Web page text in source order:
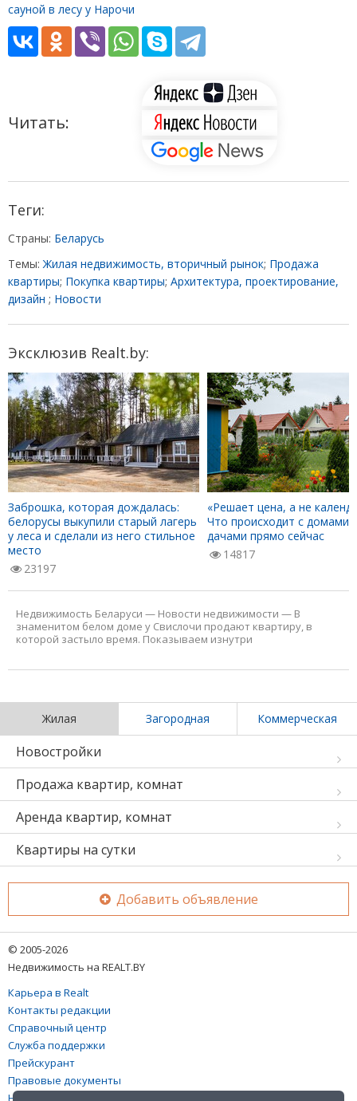
сауной в лесу у Нарочи
Читать:
Теги:
Страны: Беларусь
Темы: Жилая недвижимость, вторичный рынок; Продажа
квартиры; Покупка квартиры; Архитектура, проектирование,
дизайн ; Новости
Эксклюзив Realt.by:
Заброшка, которая дождалась:
белорусы выкупили старый лагерь
у леса и сделали из него стильное
место
23197
«Решает цена, а не
Что происходит с домами
дачами прямо сейчас
14817
Недвижимость Беларуси — Новости недвижимости — В
знаменитом белом доме у Свислочи продают квартиру, в
которой застыло время. Показываем изнутри
Жилая Загородная Коммерческая
Новостройки
Продажа квартир, комнат
Аренда квартир, комнат
Квартиры на сутки
Добавить объявление
© 2005-2026
Недвижимость на REALT.BY
Карьера в Realt
Контакты редакции
Справочный центр
Служба поддержки
Прейскурант
Правовые документы
Настройка файлов cookies